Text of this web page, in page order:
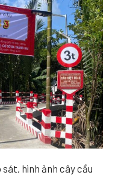
hình ảnh cây cầu